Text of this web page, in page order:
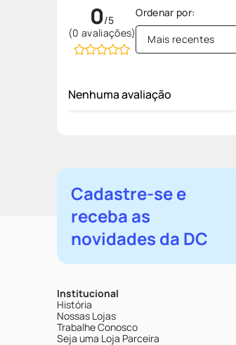
0
(0 avaliações) Mais recentes
Nenhuma avaliação
Cadastre-se e
receba as
novidades da DC
Institucional
História
Nossas Lojas
Trabalhe Conosco
Seja uma Loja Parceira